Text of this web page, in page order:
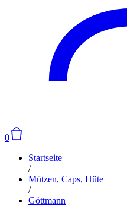
0
Startseite
/
Mützen, Caps, Hüte
/
Göttmann